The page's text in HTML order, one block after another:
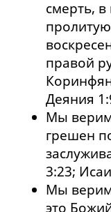
смерть, в
правой
Деяния
Мы
грешен
3:23;
Мы
это